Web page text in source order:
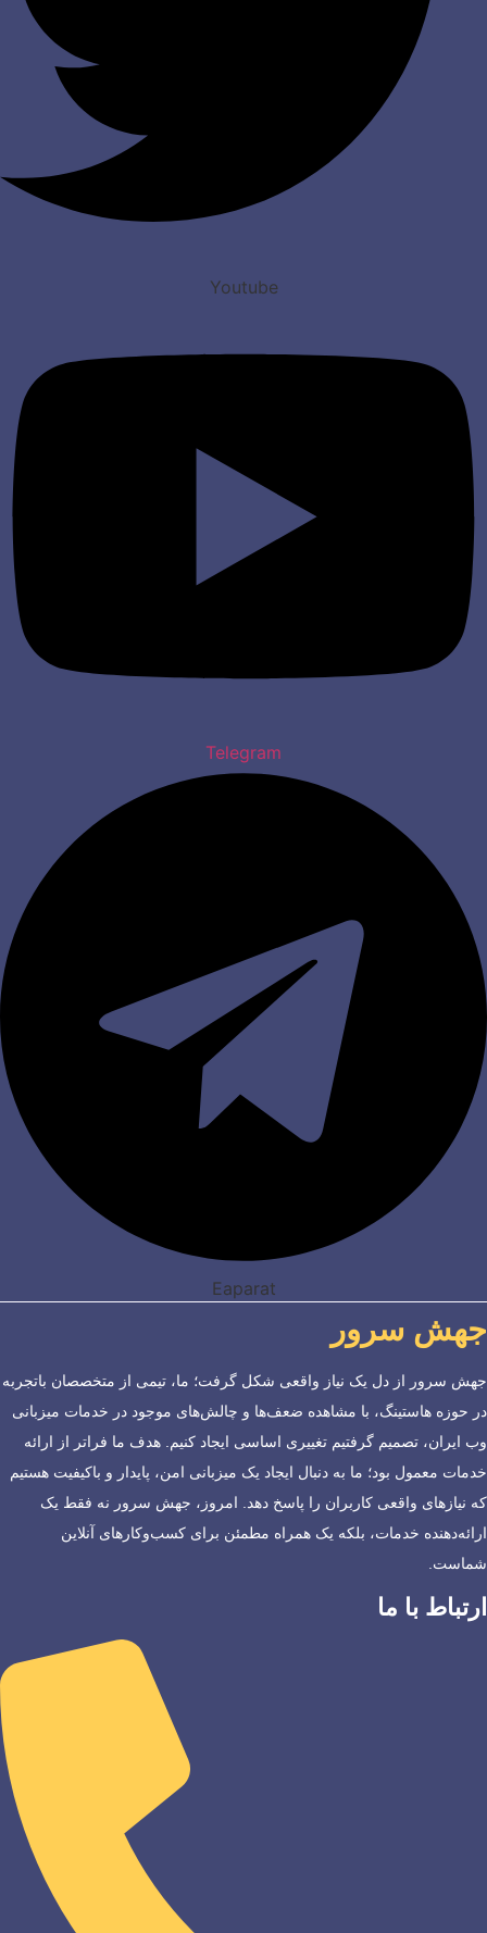
Youtube
Telegram
Eaparat
جهش سرور
جهش سرور از دل یک نیاز واقعی شکل گرفت؛ ما، تیمی از متخصصان باتجربه
در حوزه هاستینگ، با مشاهده ضعف‌ها و چالش‌های موجود در خدمات میزبانی
وب ایران، تصمیم گرفتیم تغییری اساسی ایجاد کنیم. هدف ما فراتر از ارائه
خدمات معمول بود؛ ما به دنبال ایجاد یک میزبانی امن، پایدار و باکیفیت هستیم
که نیازهای واقعی کاربران را پاسخ دهد. امروز، جهش سرور نه فقط یک
ارائه‌دهنده خدمات، بلکه یک همراه مطمئن برای کسب‌وکارهای آنلاین
شماست.
ارتباط با ما